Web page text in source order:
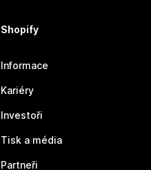
Shopify
Informace
Kariéry
Investoři
Tisk a média
Partneři